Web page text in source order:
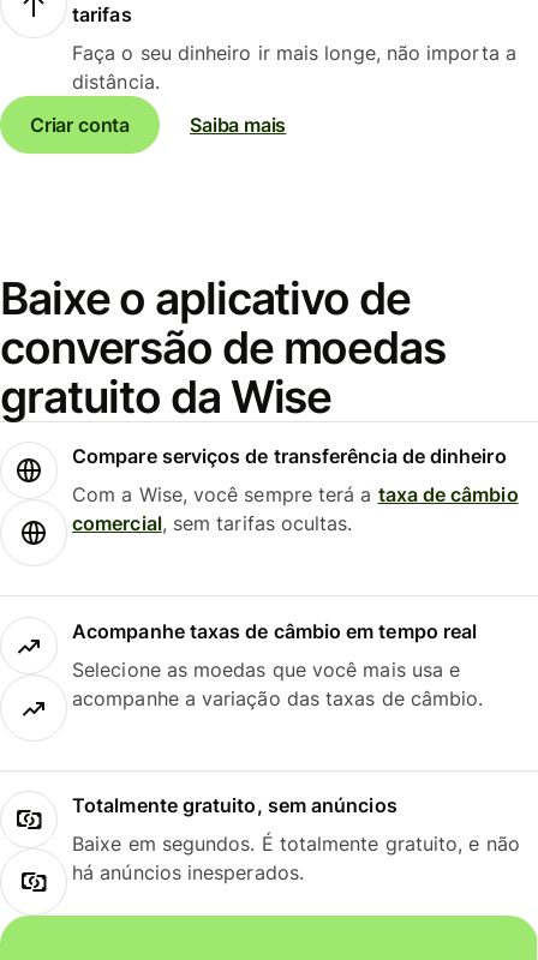
tarifas
Faça o seu dinheiro ir mais longe, não importa a
distância.
Criar conta
Saiba mais
Baixe o aplicativo de
conversão de moedas
gratuito da Wise
Compare serviços de transferência de dinheiro
Com a Wise, você sempre terá a taxa de câmbio
comercial, sem tarifas ocultas.
Acompanhe taxas de câmbio em tempo real
Selecione as moedas que você mais usa e
acompanhe a variação das taxas de câmbio.
Totalmente gratuito, sem anúncios
Baixe em segundos. É totalmente gratuito, e não
há anúncios inesperados.